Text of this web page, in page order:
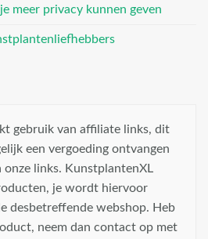
meer privacy kunnen geven
gebruik van affiliate links, dit
een vergoeding ontvangen
onze links. KunstplantenXL
je wordt hiervoor
desbetreffende webshop. Heb
neem dan contact op met